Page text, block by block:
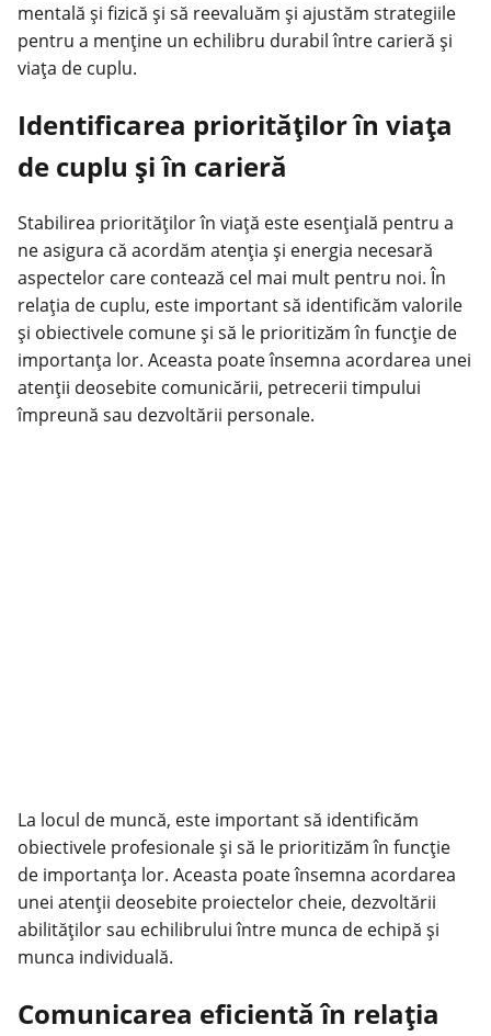
mentală și fizică și să reevaluăm și ajustăm strategiile
pentru a menține un echilibru durabil între carieră și
viața de cuplu.
Identificarea priorităților în viața
de cuplu și în carieră
Stabilirea priorităților în viață este esențială pentru a
ne asigura că acordăm atenția și energia necesară
aspectelor care contează cel mai mult pentru noi. În
relația de cuplu, este important să identificăm valorile
și obiectivele comune și să le prioritizăm în funcție de
importanța lor. Aceasta poate însemna acordarea unei
atenții deosebite comunicării, petrecerii timpului
împreună sau dezvoltării personale.
La locul de muncă, este important să identificăm
obiectivele profesionale și să le prioritizăm în funcție
de importanța lor. Aceasta poate însemna acordarea
unei atenții deosebite proiectelor cheie, dezvoltării
abilităților sau echilibrului între munca de echipă și
munca individuală.
Comunicarea eficientă în relația